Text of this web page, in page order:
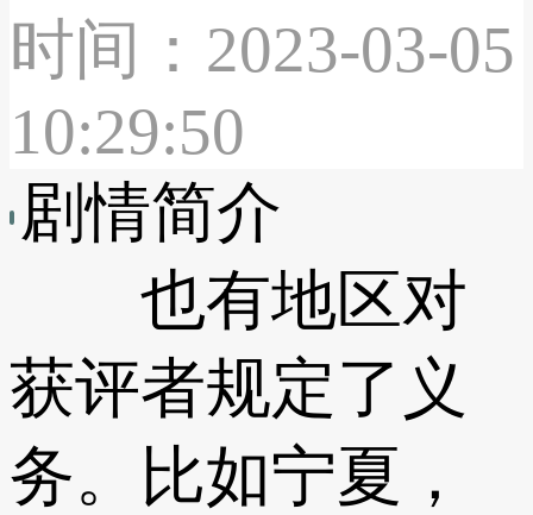
时间：2023-03-05
10:29:50
剧情简介
也有地区对
获评者规定了义
务。比如宁夏，